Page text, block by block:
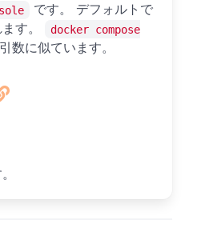
です。 デフォルトで
す。
docker compose
引数に似ています。